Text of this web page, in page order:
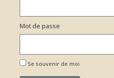
Mot de passe
Se souvenir de moi